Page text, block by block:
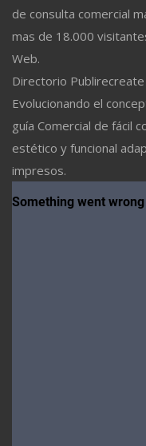
de consulta comercial
mas de 18.000
Web.
Directorio Publirecreate
Evolucionando el
guía Comercial de fácil
estético y funcional
impresos.